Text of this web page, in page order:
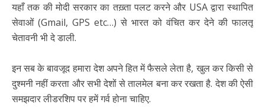
यहाँ तक की मोदी सरकार का तख़्ता पलट करने और USA द्वारा स्थापित
सेवाओं (Gmail, GPS etc…) से भारत को वंचित कर देने की फालतू
चेतावनी भी दे डाली.
इन सब के बावजूद हमारा देश अपने हित में फैसले लेता है, खुल कर किसी से
दुश्मनी नहीं करता और सभी देशों से तालमेल बना कर रखता है. देश की ऐसी
समझदार लीडरशिप पर हमें गर्व होना चाहिए.